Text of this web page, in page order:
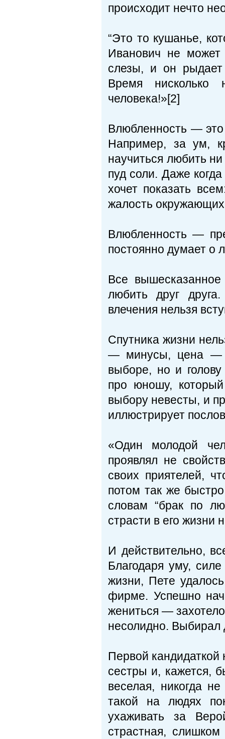
происходит нечто
“Это то кушанье,
Иванович не может
слезы, и он
Время нисколько
человека!»[2]
Влюбленность — это
Например, за ум,
научиться любить
пуд соли. Даже
хочет показать
жалость
Влюбленность —
постоянно думает о
Все
любить друг
влечения нельзя
Спутника жизни
— минусы, цена —
выборе, но и голову
про юношу,
выбору невесты, и
иллюстрирует
«Один молодой
проявлял не
своих приятелей,
потом так же
словам “брак по
страсти в его жизни
И действительно,
Благодаря уму,
жизни, Пете
фирме. Успешно
жениться —
несолидно. Выбирал
Первой
сестры и, кажется,
веселая, никогда
такой на людях
ухаживать за
страстная,